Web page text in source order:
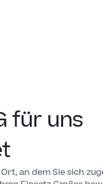
für uns
an dem Sie sich